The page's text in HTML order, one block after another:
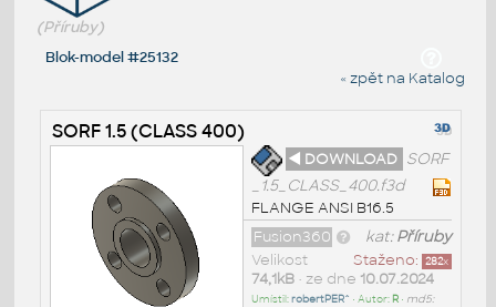
(Příruby)
Blok-model #25132
« zpět na Katalog
SORF 1.5 (CLASS 400)
◄ DOWNLOAD SORF
_1.5_CLASS_400.f3d
FLANGE ANSI B16.5
kat:Příruby
Fusion360
Staženo: 282x
Velikost
74,1kB• ze dne 10.07.2024
Umístil:robertPER^ • Autor: R• md5: